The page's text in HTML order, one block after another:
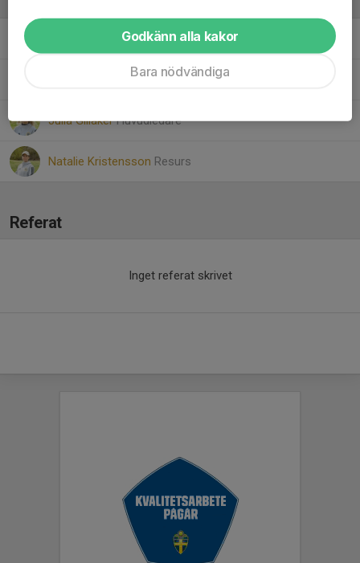
Christine LindqvistLedare
Huvudledare
Julia GillåkerHuvudledare
Natalie Kristensson Resurs
Referat
Inget referat skrivet
Godkänn alla kakor
Bara nödvändiga